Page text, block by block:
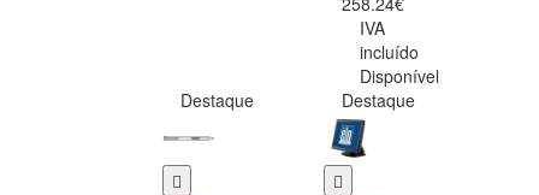
IVA
incluído
Disponível
Destaque
Destaque